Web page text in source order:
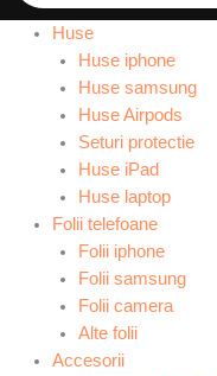
Huse
Huse iphone
Huse samsung
Huse Airpods
Seturi protectie
Huse iPad
Huse laptop
Folii telefoane
Folii iphone
Folii samsung
Folii camera
Alte folii
Accesorii